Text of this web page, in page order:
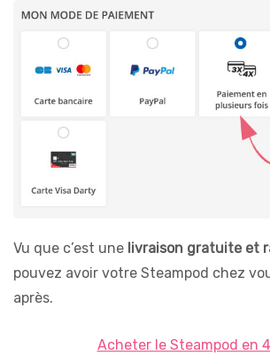
Vu que c’est une livraison gratuite et
pouvez avoir votre Steampod chez
après.
Acheter le Steampod en